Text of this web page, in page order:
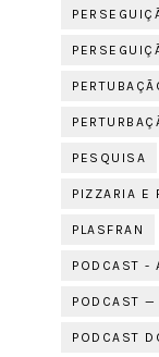
PESQUISA
PIZZARIA E
PLASFRAN
PODCAST -
PODCAST —
PODCAST